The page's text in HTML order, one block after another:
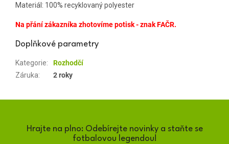
Materiál: 100% recyklovaný polyester
Na přání zákazníka zhotovíme potisk - znak FAČR.
Doplňkové parametry
Kategorie:
Rozhodčí
Záruka: 2 roky
Hrajte na plno: Odebírejte novinky a staňte se
fotbalovou legendou!